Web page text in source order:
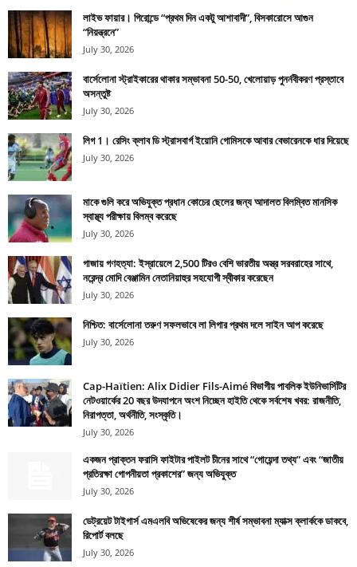
লাইভ ফায়ার। গিরোন্ডে “প্রথম দিন একটু আশাবাদী”, বিসকারোসে আগুন
“নিয়ন্ত্রনে”
July 30, 2026
বার্সেলোনা স্ট্রাইকারের থাকার সম্ভাবনা 50-50, খেলোয়াড় পুনর্নবীকরণ প্রস্তাবে
অসন্তুষ্ট
July 30, 2026
লিগ 1। রেসিং ক্লাব ডি স্ট্রাসবার্গ ইয়োনি গোমিসকে আবার বেভারেনকে ধার দিয়েছে
July 30, 2026
মাকে গুলি করে অভিযুক্ত প্রধান কোচের ছেলের জন্য আদালত বিলম্বিত মানসিক
স্বাস্থ্য পরীক্ষায় বিলম্ব করেছে
July 30, 2026
গাজায় গণহত্যা: ইস্রায়েলে 2,500 টিরও বেশি ভারতীয় অস্ত্র সরবরাহের সাথে,
নরেন্দ্র মোদি বেঞ্জামিন নেতানিয়াহুর সহযোগী স্বীকার করেছেন
July 30, 2026
নিশ্চিত: বার্সেলোনা তরুণ সফলভাবে লা লিগার প্রথম দলে সাইন আপ করেছে
July 30, 2026
Cap-Haïtien: Alix Didier Fils-Aimé বিভাগীয় পাবলিক ইউনিভার্সিটির
নেটওয়ার্কের 20 বছর উদযাপনে অংশ নিচ্ছেন হাইতি থেকে সর্বশেষ খবর: রাজনীতি,
নিরাপত্তা, অর্থনীতি, সংস্কৃতি।
July 30, 2026
একজন প্রাক্তন ফরাসি ফাইটার পাইলট চীনের সাথে “গোয়েন্দা তথ্য” এবং “জাতীয়
প্রতিরক্ষা গোপনীয়তা প্রকাশের” জন্য অভিযুক্ত
July 30, 2026
ডেট্রয়েট টাইগার্স এমএলবি অভিষেকের জন্য শীর্ষ সম্ভাবনা ম্যাক্স ক্লার্ককে ডাকবে,
রিপোর্ট বলছে
July 30, 2026